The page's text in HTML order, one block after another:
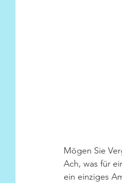
Mögen Sie
Ach, was für
ein einziges